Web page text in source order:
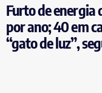
Furto de energia
por ano; 40 em
“gato de luz”,